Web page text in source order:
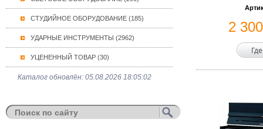
СТУДИЙНОЕ ОБОРУДОВАНИЕ (185)
УДАРНЫЕ ИНСТРУМЕНТЫ (2962)
УЦЕНЕННЫЙ ТОВАР (30)
Каталог обновлён: 05.08.2026 18:05:02
2